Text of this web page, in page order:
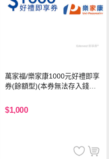
萬家福/樂家康1000元好禮即享
券(餘額型)(本券無法存入錢包
$1,000